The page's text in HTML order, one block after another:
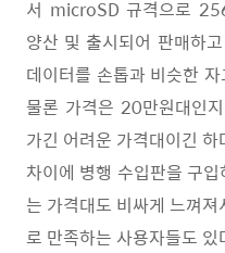
서 microSD 규격으로
양산 및 출시되어 판매하
데이터를 손톱과 비슷한
물론 가격은 20만원대인
가긴 어려운 가격대이긴
차이에 병행 수입판을 구
는 가격대도 비싸게 느껴
로 만족하는 사용자들도